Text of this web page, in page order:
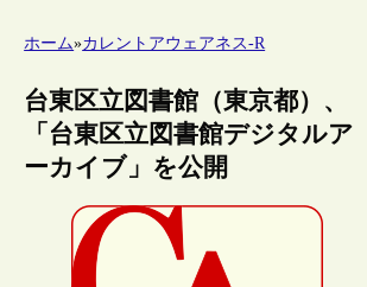
ホーム»カレントアウェアネス-R
台東区立図書館（東京都）、
「台東区立図書館デジタルア
ーカイブ」を公開